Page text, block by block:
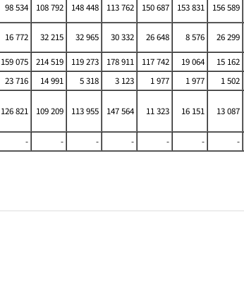
98 534 108 792 148 448 113 762 150 687 153 831
156 589
16 772 32 215 32 965 30 332 26 648 8 576
26 299
159 075 214 519 119 273 178 911 117 742 19 064
15 162
23 716 14 991 5 318 3 123 1 977 1 977
1 502
126 821 109 209 113 955 147 564 11 323 16 151 13 087
- - - - - - -